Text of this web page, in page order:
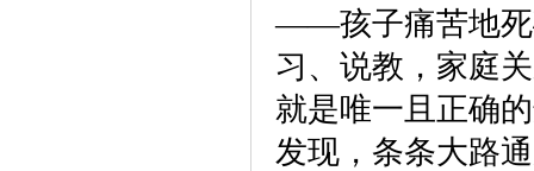
——孩子痛苦地死
习、说教，家庭
就是唯一且正确
发现，条条大路